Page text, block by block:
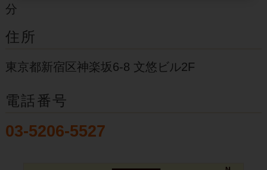
をお断りする場合があります。ご了承くださ
い。
電子的診療情報連携体制整備加算について
ついて以下の通り取り組んでいます。（R８年
ご理解のほどよろしくお願いいたします。
分
住所
東京都新宿区神楽坂6-8 文悠ビル2F
電話番号
03-5206-5527